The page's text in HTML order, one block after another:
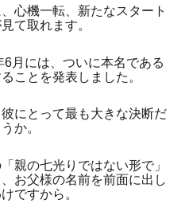
心機一転、新たなスタート
て取れます。
月には、ついに本名である
ことを発表しました。
にとって最も大きな決断だ
か。
親の七光りではない形で」
お父様の名前を前面に出し
ですから。